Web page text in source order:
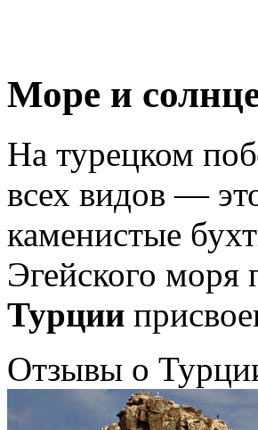
Море и
На турецком
всех видов —
каменистые
Эгейского моря
Турции
Отзывы о